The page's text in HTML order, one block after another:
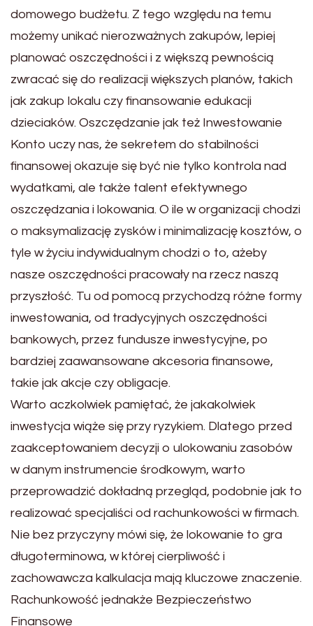
domowego budżetu. Z tego względu na temu
możemy unikać nierozważnych zakupów, lepiej
planować oszczędności i z większą pewnością
zwracać się do realizacji większych planów, takich
jak zakup lokalu czy finansowanie edukacji
dzieciaków. Oszczędzanie jak też Inwestowanie
Konto uczy nas, że sekretem do stabilności
finansowej okazuje się być nie tylko kontrola nad
wydatkami, ale także talent efektywnego
oszczędzania i lokowania. O ile w organizacji chodzi
o maksymalizację zysków i minimalizację kosztów, o
tyle w życiu indywidualnym chodzi o to, ażeby
nasze oszczędności pracowały na rzecz naszą
przyszłość. Tu od pomocą przychodzą różne formy
inwestowania, od tradycyjnych oszczędności
bankowych, przez fundusze inwestycyjne, po
bardziej zaawansowane akcesoria finansowe,
takie jak akcje czy obligacje.
Warto aczkolwiek pamiętać, że jakakolwiek
inwestycja wiąże się przy ryzykiem. Dlatego przed
zaakceptowaniem decyzji o ulokowaniu zasobów
w danym instrumencie środkowym, warto
przeprowadzić dokładną przegląd, podobnie jak to
realizować specjaliści od rachunkowości w firmach.
Nie bez przyczyny mówi się, że lokowanie to gra
długoterminowa, w której cierpliwość i
zachowawcza kalkulacja mają kluczowe znaczenie.
Rachunkowość jednakże Bezpieczeństwo
Finansowe